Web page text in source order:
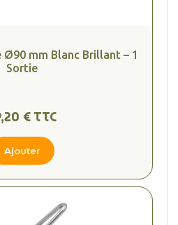
Ø90 mm Blanc Brillant – 1
Sortie
€ TTC
Ajouter